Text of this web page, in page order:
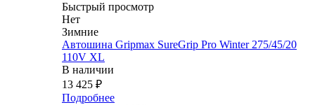
Быстрый просмотр
Нет
Зимние
Автошина Gripmax SureGrip Pro Winter 275/45/20
110V XL
В наличии
13 425 ₽
Подробнее